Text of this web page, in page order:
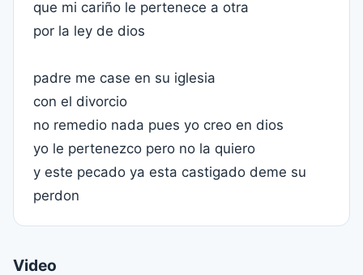
que mi cariño le pertenece a otra
por la ley de dios
padre me case en su iglesia
con el divorcio
no remedio nada pues yo creo en dios
yo le pertenezco pero no la quiero
y este pecado ya esta castigado deme su
perdon
Video